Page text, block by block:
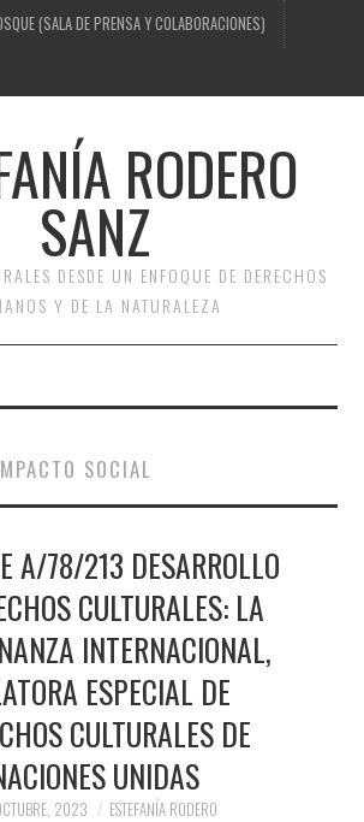
(SALA DE PRENSA Y COLABORACIONES)
RODERO
SANZ
DESDE UN ENFOQUE DE DERECHOS
Y DE LA NATURALEZA
(SALA DE
SOCIAL
A/78/213 DESARROLLO
CULTURALES: LA
INTERNACIONAL,
ESPECIAL DE
CULTURALES DE
UNIDAS
2023 ESTEFANÍA RODERO